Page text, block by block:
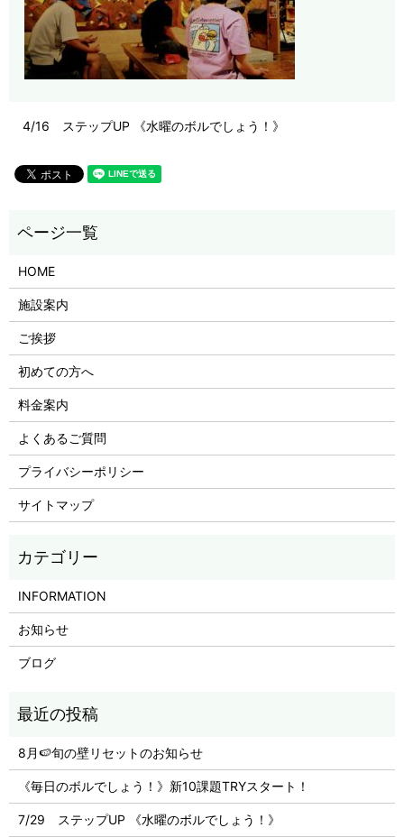
4/16 ステップUP 《水曜のボルでしょう！》
HOME
施設案内
ご挨拶
初めての方へ
料金案内
よくあるご質問
プライバシーポリシー
サイトマップ
INFORMATION
お知らせ
ブログ
8月🍉旬の壁リセットのお知らせ
《毎日のボルでしょう！》新10課題TRYスタート！
7/29 ステップUP 《水曜のボルでしょう！》